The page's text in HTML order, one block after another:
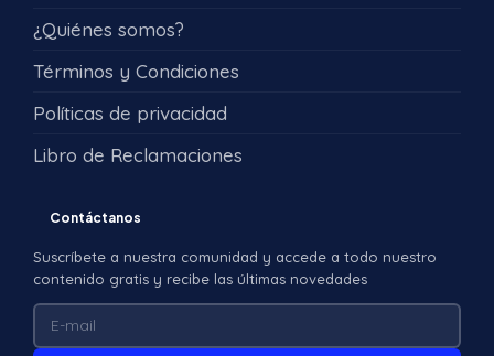
¿Quiénes somos?
Términos y Condiciones
Políticas de privacidad
Libro de Reclamaciones
Contáctanos
Suscríbete a nuestra comunidad y accede a todo nuestro
contenido gratis y recibe las últimas novedades